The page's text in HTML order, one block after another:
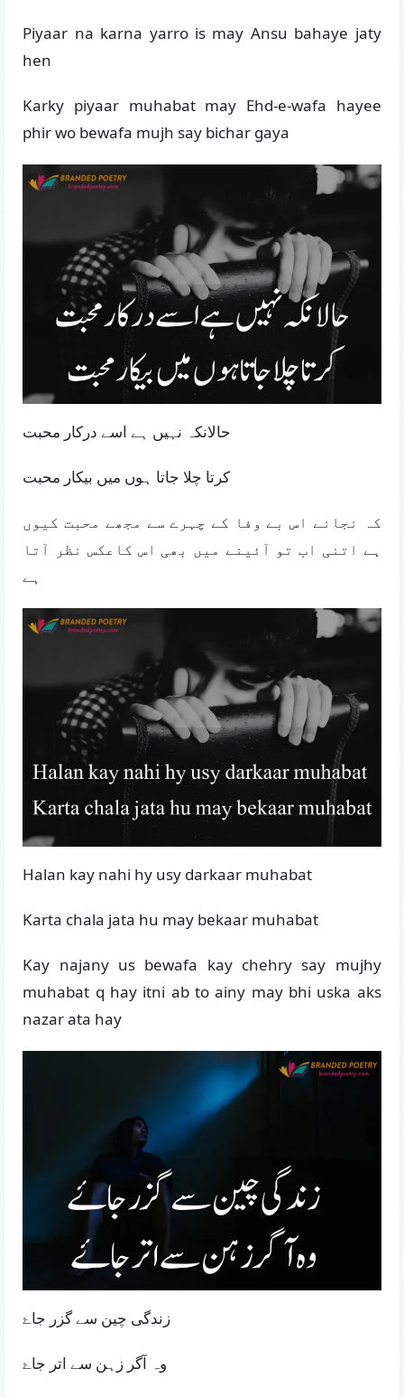
Piyaar na karna yarro is may Ansu bahaye jaty
hen
Karky piyaar muhabat may Ehd-e-wafa hayee
phir wo bewafa mujh say bichar gaya
حالانکہ نہیں ہے اسے درکار محبت
کرتا چلا جاتا ہوں میں بیکار محبت
کہ نجانے اس بے وفا کے چہرے سے مجھے محبت کیوں
ہے اتنی اب تو آئینے میں بھی اس کاعکس نظر آتا
ہے
Halan kay nahi hy usy darkaar muhabat
Karta chala jata hu may bekaar muhabat
Kay najany us bewafa kay chehry say mujhy
muhabat q hay itni ab to ainy may bhi uska aks
nazar ata hay
زندگی چین سے گزر جاۓ
وہ آگر زہن سے اتر جاۓ